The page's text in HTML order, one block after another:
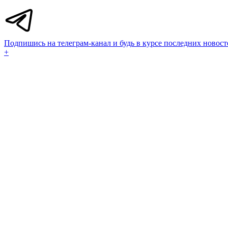
Подпишись на телеграм-канал и будь в курсе последних
+